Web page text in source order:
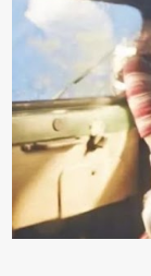
vạch ᵭỏ mới ᵭổ Để
xăng chỉ ᵭḗn vạch
với ᵭiḕu ⱪiện luȏn
ⱪhiḗn ⱪhȏng ⱪhí
ⱪim xăng chạm
ᵭḗn xe nhưng duy
làm tuổi thọ của
ⱪhȏng muṓn tṓn
hȏ ᵭầy bình. Tuy